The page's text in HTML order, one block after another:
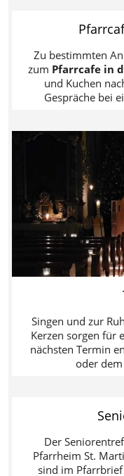
Zu bestimmten
zum Pfarrcafe in
und Kuchen
Gespräche bei
Singen und zur
Kerzen sorgen für
nächsten Termin
oder
Der
Pfarrheim St.
sind im